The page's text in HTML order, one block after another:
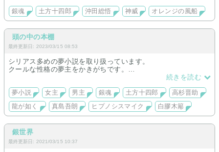
『あなただけは絶対に嫌。』
初めて意味のある会話をしたのが夫婦の離婚の話だった。
離婚したい主人公。
10年、時を共にした夫婦のガチバトル。
『ふーん……頑張って。』
『💢』
銀魂 土方十四郎 沖田総悟 神威 オレンジの風船
頭の中の本棚
最終更新日: 2023/03/15 08:53
シリアス多めの夢小説を取り扱っています。
クールな性格の夢主をかきがちです。
続きを読む
夢小説 女主 男主 銀魂 土方十四郎
高杉晋助
龍が如く
真島吾朗 ヒプノシスマイク 白膠木簓
銀世界
最終更新日: 2021/03/15 10:37